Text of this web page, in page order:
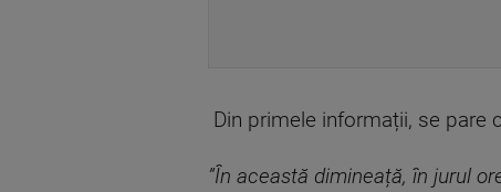
Din primele informații, se pare
”În această dimineață, în jurul